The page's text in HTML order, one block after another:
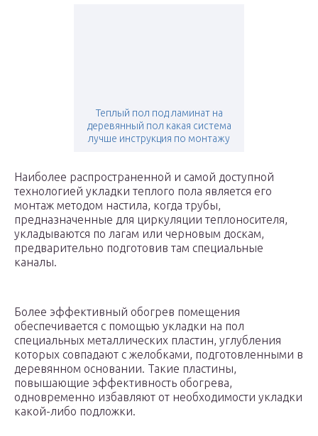
Теплый пол под ламинат на
деревянный пол какая система
лучше инструкция по монтажу
Наиболее распространенной и самой доступной
технологией укладки теплого пола является его
монтаж методом настила, когда трубы,
предназначенные для циркуляции теплоносителя,
укладываются по лагам или черновым доскам,
предварительно подготовив там специальные
каналы.
Более эффективный обогрев помещения
обеспечивается с помощью укладки на пол
специальных металлических пластин, углубления
которых совпадают с желобками, подготовленными в
деревянном основании. Такие пластины,
повышающие эффективность обогрева,
одновременно избавляют от необходимости укладки
какой-либо подложки.